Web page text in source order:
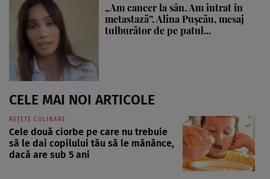
„Am cancer la sân. Am intrat în
metastază”. Alina Pușcău, mesaj
tulburător de pe patul...
CELE MAI NOI ARTICOLE
REȚETE CULINARE
Cele două ciorbe pe care nu trebuie
să le dai copilului tău să le mănânce,
dacă are sub 5 ani